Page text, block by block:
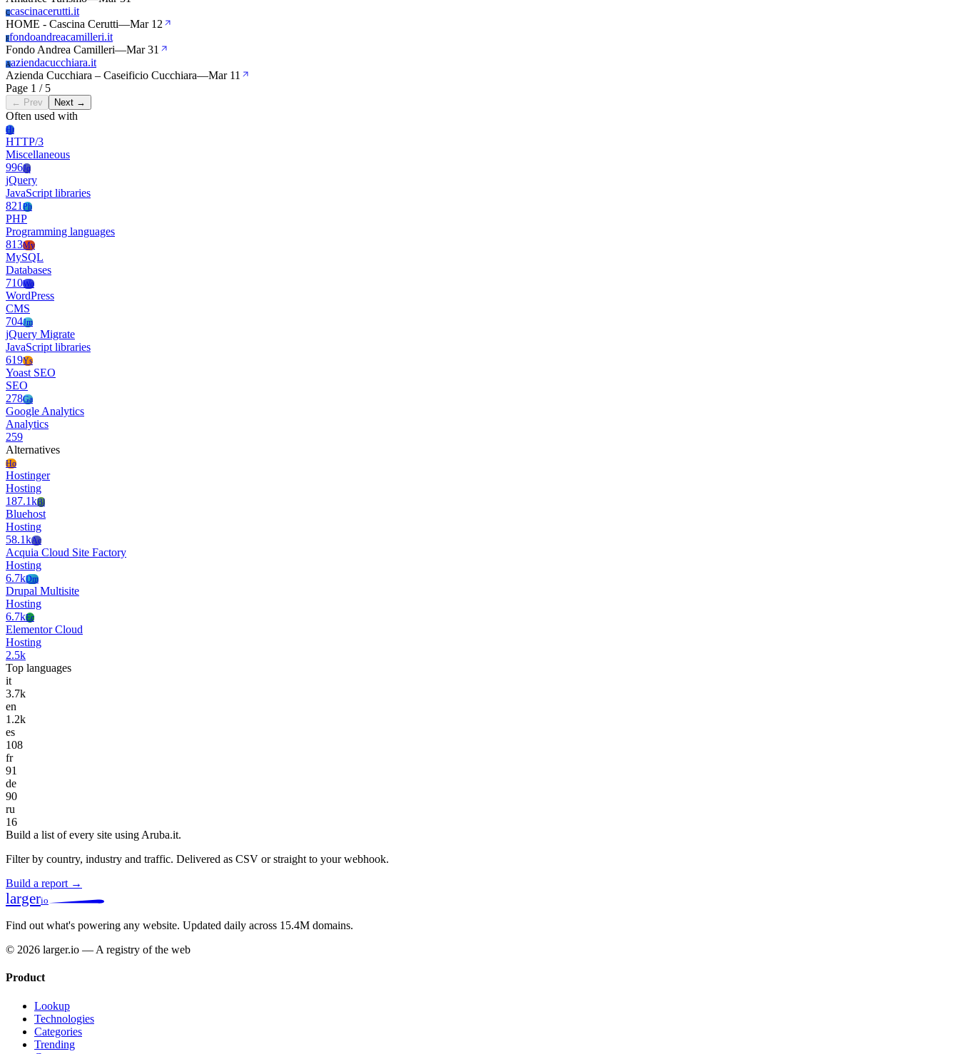
Ccascinacerutti.it
HOME - Cascina Cerutti—Mar 12
Ffondoandreacamilleri.it
Fondo Andrea Camilleri—Mar 31
Aaziendacucchiara.it
Azienda Cucchiara – Caseificio Cucchiara—Mar 11
Page 1 / 5
← Prev Next →
Often used with
Ht
HTTP/3
Miscellaneous
996Jq
jQuery
JavaScript libraries
821 Ph
PHP
Programming languages
813My
MySQL
Databases
710Wo
WordPress
CMS
704Jm
jQuery Migrate
JavaScript libraries
619Ys
Yoast SEO
SEO
278Ga
Google Analytics
Analytics
259
Alternatives
Ho
Hostinger
Hosting
187.1kBl
Bluehost
Hosting
58.1kAc
Acquia Cloud Site Factory
Hosting
6.7kDm
Drupal Multisite
Hosting
6.7kEc
Elementor Cloud
Hosting
2.5k
Top languages
it
3.7k
en
1.2k
es
108
fr
91
de
90
ru
16
Build a list of every site using Aruba.it.
Filter by country, industry and traffic. Delivered as CSV or straight to your webhook.
Build a report →
largerio
Find out what's powering any website. Updated daily across 15.4M domains.
© 2026 larger.io — A registry of the web
Product
Lookup
Technologies
Categories
Trending